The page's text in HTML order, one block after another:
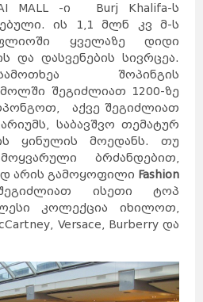
MALL -ი Burj Khalifa-ს
ის 1,1 მლნ კვ მ-ს
ყველაზე დიდი
და დასვენების სივრცეა.
შოპინგის
შეგიძლიათ 1200-ზე
აქვე შეგიძლიათ
საბავშვო თემატურ
ყინულის მოედანს. თუ
ბრძანდებით,
არის გამოყოფილი Fashion
ისეთი ტოპ
კოლექცია იხილოთ,
Versace, Burberry და